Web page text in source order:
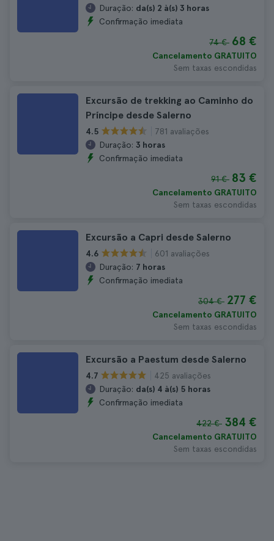
Duração: da(s) 2 à(s) 3 horas
Confirmação imediata
74 € 68 €
Cancelamento GRATUITO
Sem taxas escondidas
Excursão de trekking ao Caminho do
Príncipe desde Salerno
4.5
781 avaliações
Duração: 3 horas
Confirmação imediata
91 € 83 €
Cancelamento GRATUITO
Sem taxas escondidas
Excursão a Capri desde Salerno
4.6
601 avaliações
Duração: 7 horas
Confirmação imediata
304 € 277 €
Cancelamento GRATUITO
Sem taxas escondidas
Excursão a Paestum desde Salerno
4.7
425 avaliações
Duração: da(s) 4 à(s) 5 horas
Confirmação imediata
422 € 384 €
Cancelamento GRATUITO
Sem taxas escondidas